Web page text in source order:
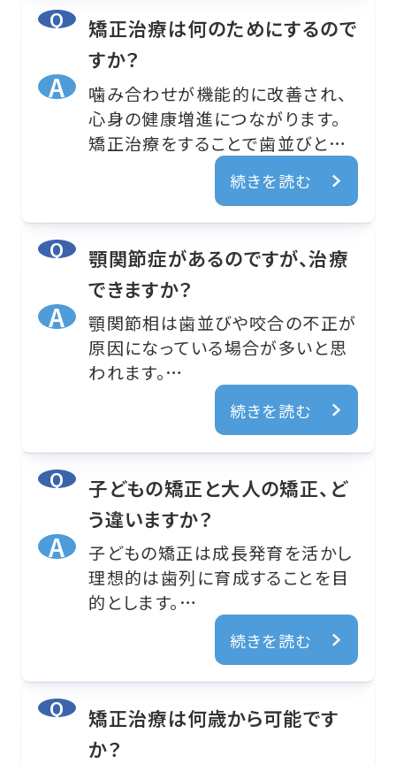
治療を進めます。
矯正治療は何のためにするので
すか？
噛み合わせが機能的に改善され、
心身の健康増進につながります。
矯正治療をすることで歯並びと口
元がきれいになるだけでなく、歯の
掃除がしやすくなるため、虫歯や歯
周病を予防することができます。さ
スに感じていた人は矯正治療によ
りワンランク上の魅力的で品のあ
る笑顔を手に入れた結果、自分へ
の自信にもつながり、より豊かな人
生と精神的余裕が得られます。
続きを読む
顎関節症があるのですが、治療
できますか？
顎関節相は歯並びや咬合の不正が
原因になっている場合が多いと思
われます。
したがって、顎関節症を治すために
も矯正を行う事が有効である場合
続きを読む
子どもの矯正と大人の矯正、ど
う違いますか？
子どもの矯正は成長発育を活かし
理想的は歯列に育成することを目
的とします。
大人の矯正は水平的垂直的な歯の
位置異常を修正することで、美しく
機能的な歯列に仕上げることを目
多いです。
続きを読む
矯正治療は何歳から可能です
か？